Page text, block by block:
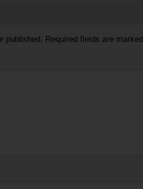
published. Required fields are marked